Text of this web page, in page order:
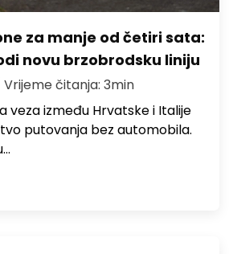
za manje od četiri sata:
novu brzobrodsku liniju
čitanja: 3min
veza između Hrvatske i Italije
putovanja bez automobila.